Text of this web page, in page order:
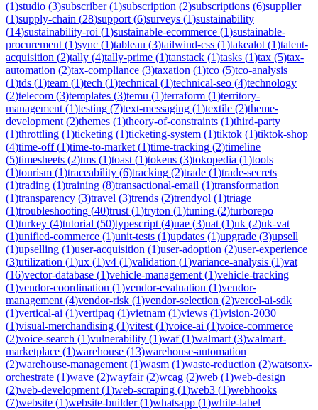
(1)studio (3)subscriber(1)subscription (2)subscriptions (6)supplier
(1)supply-chain (28)support (6)surveys (1)sustainability
(14)sustainability-roi (1)sustainable-ecommerce (1)sustainable-
procurement (1)sync (1)tableau (3)tailwind-css (1)takealot (1)talent-
acquisition (2)tally (4)tally-prime (1)tanstack (1)tasks (1)tax (5)tax-
automation (2)tax-compliance (3)taxation (1)tco (5)tco-analysis
(1)tds (1)team (1)tech (1)technical (1)technical-seo (4)technology
(2)telecom (3)templates (3)temu (1)terraform (1)territory-
management (1)testing (7)text-messaging (1)textile (2)theme-
development (2)themes (1)theory-of-constraints (1)third-party
(1)throttling (1)ticketing (1)ticketing-system (1)tiktok (1)tiktok-shop
(4)time-off(1)time-to-market (1)time-tracking (2)timeline
(5)timesheets (2)tms (1)toast (1)tokens (3)tokopedia (1)tools
(1)tourism (1)traceability (6)tracking (2)trade (1)trade-secrets
(1)trading (1)training (8)transactional-email (1)transformation
(1)transparency (3)travel (3)trends (2)trendyol (1)triage
(1)troubleshooting (40)trust (1)tryton (1)tuning (2)turborepo
(1)turkey (4)tutorial (50)typescript (4)uae (3)uat (1)uk (2)uk-vat
(1)unified-commerce (1)unit-tests (1)updates (1)upgrade (3)upsell
(1)upselling (1)user-acquisition (1)user-adoption (2)user-experience
(3)utilization (1)ux (1)v4 (1)validation (1)variance-analysis (1)vat
(16)vector-database (1)vehicle-management (1)vehicle-tracking
(1)vendor-coordination (1)vendor-evaluation (1)vendor-
management (4)vendor-risk (1)vendor-selection (2)vercel-ai-sdk
(1)vertical-ai (1)vertipaq (1)vietnam (1)views (1)vision-2030
(1)visual-merchandising (1)vitest (1)voice-ai (1)voice-commerce
(2)voice-search (1)vulnerability (1)waf(1)walmart (3)walmart-
marketplace (1)warehouse (13)warehouse-automation
(2)warehouse-management (1)wasm (1)waste-reduction (2)watsonx-
orchestrate (1)wave (2)wayfair(2)wcag (2)web (1)web-design
(2)web-development (1)web-scraping (1)web3 (1)webhooks
(7)website (1)website-builder(1)whatsapp (1)white-label